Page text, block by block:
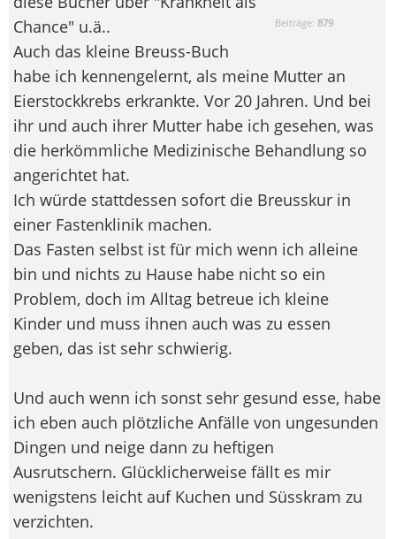
Beiträge:879
Chance" u.ä..
Auch das kleine Breuss-Buch
habe ich kennengelernt, als meine Mutter an
Eierstockkrebs erkrankte. Vor 20 Jahren. Und bei
ihr und auch ihrer Mutter habe ich gesehen, was
die herkömmliche Medizinische Behandlung so
angerichtet hat.
Ich würde stattdessen sofort die Breusskur in
einer Fastenklinik machen.
Das Fasten selbst ist für mich wenn ich alleine
bin und nichts zu Hause habe nicht so ein
Problem, doch im Alltag betreue ich kleine
Kinder und muss ihnen auch was zu essen
geben, das ist sehr schwierig.
Und auch wenn ich sonst sehr gesund esse, habe
ich eben auch plötzliche Anfälle von ungesunden
Dingen und neige dann zu heftigen
Ausrutschern. Glücklicherweise fällt es mir
wenigstens leicht auf Kuchen und Süsskram zu
verzichten.